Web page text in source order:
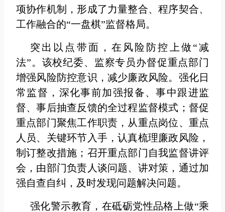
项协作机制，形成了力量整合、程序契合、
工作融合的“一盘棋”监督格局。
突出以点带面，在风险防控上做“减
法”。该校纪委、监察专员办督促重点部门
增强风险防控意识，减少廉政风险。强化日
常监督，深化事前加强报备、事中跟进监
督、事后抽查反馈的全过程监督模式；督促
重点部门聚焦工作职责，从重点岗位、重点
人员、关键环节入手，认真梳理廉政风险，
制订整改措施；召开重点部门自我监督讲评
会，由部门负责人谈问题、讲对策，通过加
强自查自纠，及时发现问题解决问题。
强化警示教育，在砥砺党性品格上做“乘